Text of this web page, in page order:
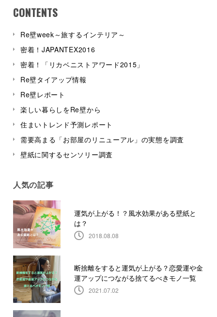
CONTENTS
Re壁week～旅するインテリア～
密着！JAPANTEX2016
密着！「リカベニストアワード2015」
Re壁タイアップ情報
Re壁レポート
楽しい暮らしをRe壁から
住まいトレンド予測レポート
需要高まる「お部屋のリニューアル」の実態を調査
壁紙に関するセンソリー調査
人気の記事
運気が上がる！？風水効果がある壁紙と
は？
2018.08.08
断捨離をすると運気が上がる？恋愛運や金
運アップにつながる捨てるべきモノ一覧
2021.07.02